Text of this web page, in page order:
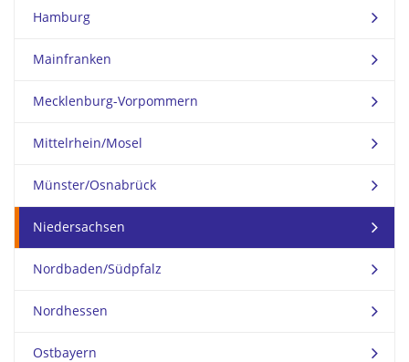
Hamburg
Mainfranken
Mecklenburg-Vorpommern
Mittelrhein/Mosel
Münster/Osnabrück
Niedersachsen
Nordbaden/Südpfalz
Nordhessen
Ostbayern